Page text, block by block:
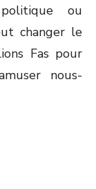
ou
changer le
Fas pour
nous-